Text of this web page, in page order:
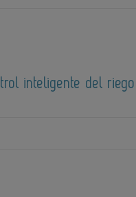
inteligente del